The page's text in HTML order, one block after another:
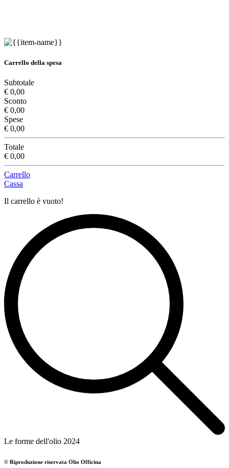
Carrello della spesa
Subtotale
€ 0,00
Sconto
€ 0,00
Spese
€ 0,00
Totale
€ 0,00
Carrello
Cassa
Il carrello è vuoto!
Le forme dell'olio 2024
© Riproduzione riservata Olio Officina